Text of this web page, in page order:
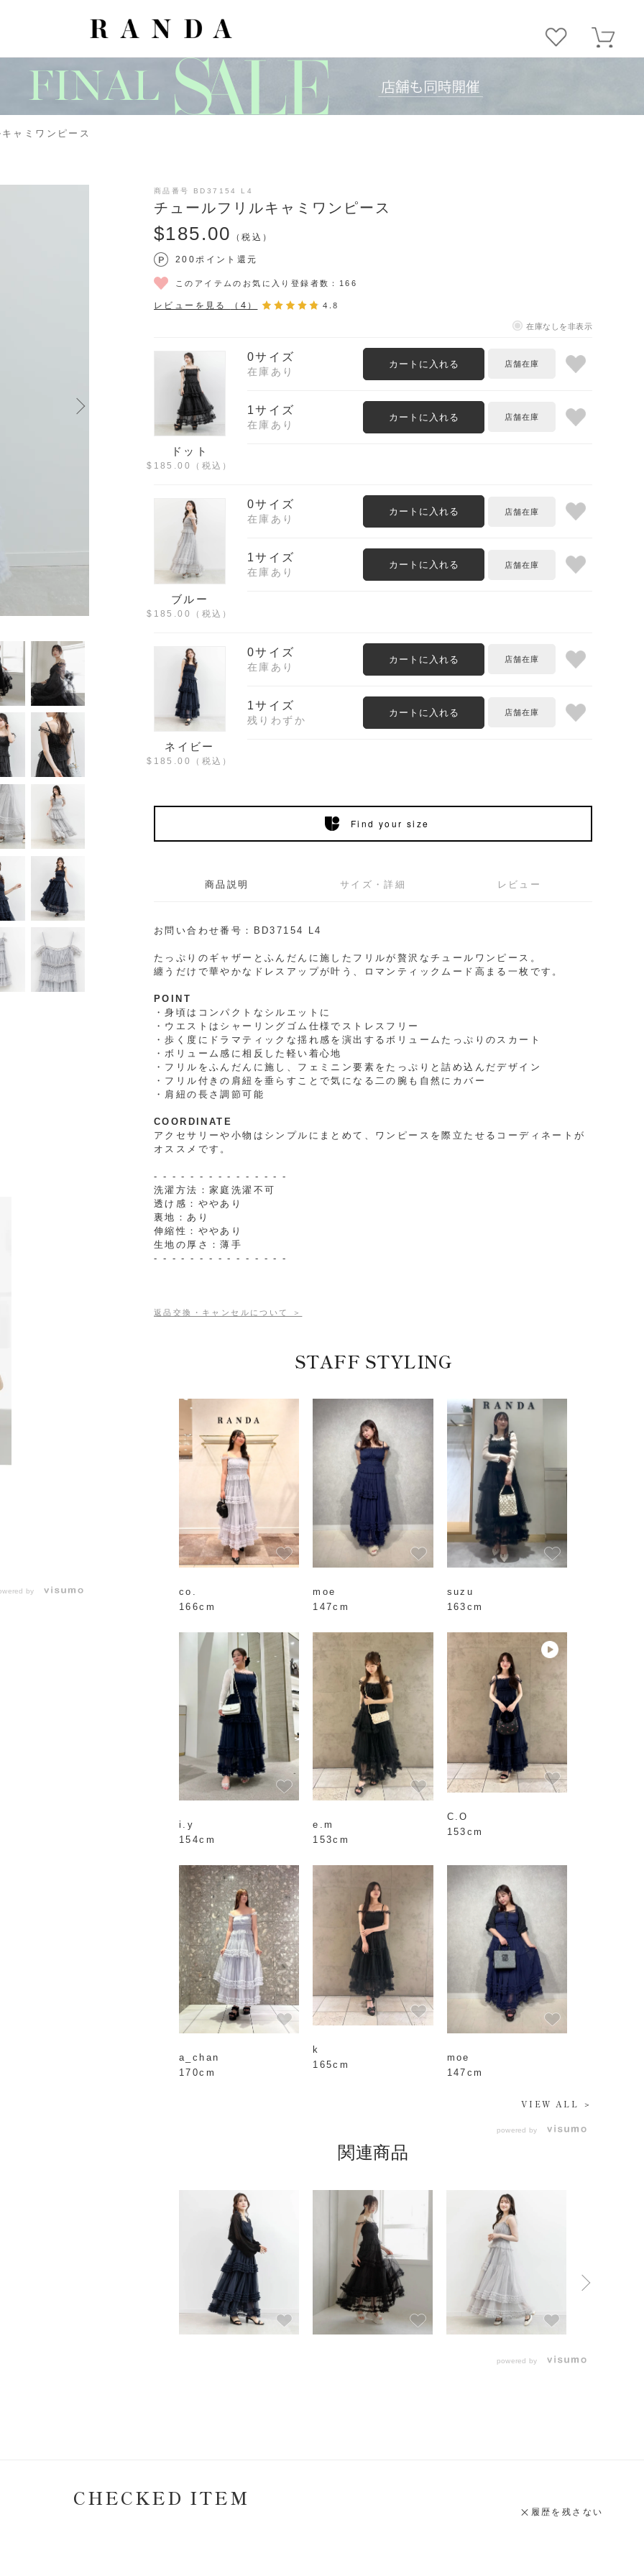
ャミワンピース
by
商品番号 BD37154 L4
チュールフリルキャミワンピース
$‌185.00 （税込）
200ポイント還元
このアイテムのお気に入り登録者数： 166
レビューを見る （4） 4.8
在庫なしを非表示
ドット
$‌185.00 （税込）
0サイズ
在庫あり
カートに入れる
1サイズ
在庫あり
カートに入れる
ブルー
$‌185.00 （税込）
0サイズ
在庫あり
カートに入れる
1サイズ
在庫あり
カートに入れる
ネイビー
$‌185.00 （税込）
0サイズ
在庫あり
カートに入れる
1サイズ
残りわずか
カートに入れる
Find your size
商品説明 サイズ・詳細 レビュー
お問い合わせ番号：BD37154 L4
たっぷりのギャザーとふんだんに施したフリルが贅沢なチュールワンピース。
纏うだけで華やかなドレスアップが叶う、ロマンティックムード高まる一枚です。
POINT
・身頃はコンパクトなシルエットに
・ウエストはシャーリングゴム仕様でストレスフリー
・歩く度にドラマティックな揺れ感を演出するボリュームたっぷりのスカート
・ボリューム感に相反した軽い着心地
・フリルをふんだんに施し、フェミニン要素をたっぷりと詰め込んだデザイン
・フリル付きの肩紐を垂らすことで気になる二の腕も自然にカバー
・肩紐の長さ調節可能
COORDINATE
アクセサリーや小物はシンプルにまとめて、ワンピースを際立たせるコーディネートが
オススメです。
- - - - - - - - - - - - - - -
洗濯方法：家庭洗濯不可
透け感：ややあり
裏地：あり
伸縮性：ややあり
生地の厚さ：薄手
- - - - - - - - - - - - - - -
返品交換・キャンセルについて ＞
STAFF STYLING
co.
166cm
moe
147cm
suzu
163cm
i.y
154cm
e.m
153cm
C.O
153cm
a_chan
170cm
k
165cm
moe
147cm
powered by
VIEW ALL ＞
関連商品
powered by
CHECKED ITEM
履歴を残さない